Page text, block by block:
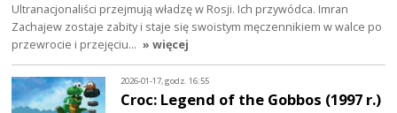
Ultranacjonaliści przejmują władzę w Rosji. Ich przywódca. Imran
Zachajew zostaje zabity i staje się swoistym męczennikiem w walce po
przewrocie i przejęciu… » więcej
2026-01-17, godz. 16:55
Croc: Legend of the Gobbos (1997 r.)